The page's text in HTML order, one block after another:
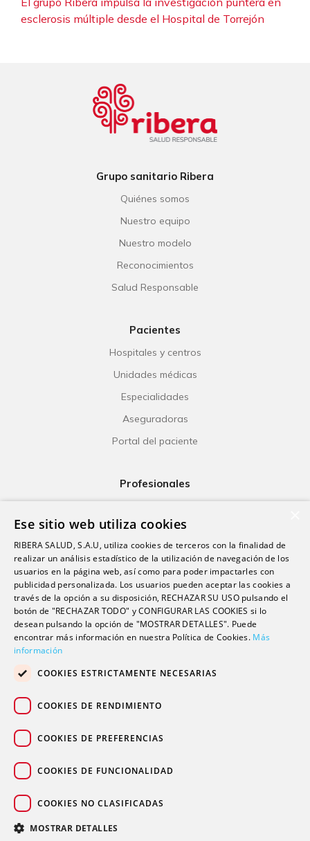
esclerosis múltiple desde el Hospital de Torrejón
Grupo sanitario Ribera
Quiénes somos
Nuestro equipo
Nuestro modelo
Reconocimientos
Salud Responsable
Pacientes
Hospitales y centros
Unidades médicas
Especialidades
Aseguradoras
Portal del paciente
Profesionales
Investigación
Formación
Escuela universitaria
Trabaja con nosotros
Contacto
Podcast
© 2026 Grupo sanitario Ribera
Ese sitio web utiliza cookies
RIBERA SALUD, S.A.U, utiliza cookies de terceros con la finalidad de
realizar un análisis estadístico de la utilización de navegación de los
usuarios en la página web, así como para poder impactarles con
publicidad personalizada. Los usuarios pueden aceptar las cookies a
través de la opción a su disposición, RECHAZAR SU USO pulsando el
botón de "RECHAZAR TODO" y CONFIGURAR LAS COOKIES si lo
desean pulsando la opción de "MOSTRAR DETALLES". Puede
encontrar más información en nuestra Política de Cookies. Más
información
COOKIES ESTRICTAMENTE NECESARIAS
COOKIES DE RENDIMIENTO
COOKIES DE PREFERENCIAS
COOKIES DE FUNCIONALIDAD
COOKIES NO CLASIFICADAS
MOSTRAR DETALLES